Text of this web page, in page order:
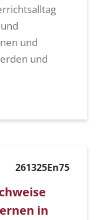
und
und
261325En75
in